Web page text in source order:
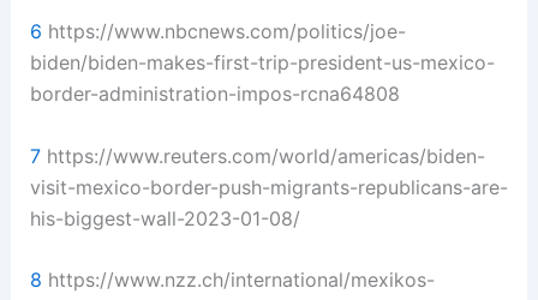
6 https://www.nbcnews.com/politics/joe-
biden/biden-makes-first-trip-president-us-mexico-
border-administration-impos-rcna64808
7https://www.reuters.com/world/americas/biden-
visit-mexico-border-push-migrants-republicans-are-
his-biggest-wall-2023-01-08/
8 https://www.nzz.ch/international/mexikos-